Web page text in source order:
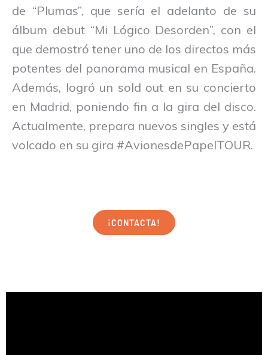
de “Plumas”, que sería el adelanto de su
álbum debut “Mi Lógico Desorden”, con el
que demostró tener uno de los directos más
potentes del panorama musical en España.
Además, logró un sold out en su concierto
en Madrid, poniendo fin a la gira del disco.
Actualmente, prepara nuevos singles y está
volcado en su gira #AvionesdePapelTOUR.
¡CONTACTA!